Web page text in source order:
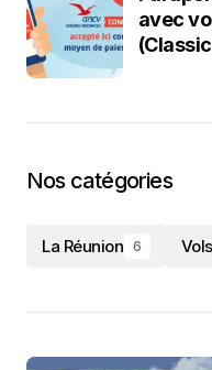
avec
Nos catégories
La Réunion 6 Vols